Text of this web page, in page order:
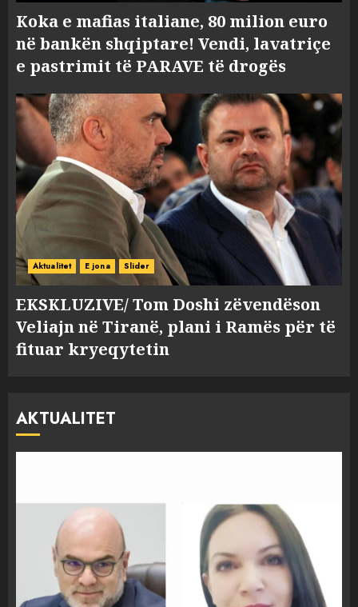
Koka e mafias italiane, 80 milion euro
në bankën shqiptare! Vendi, lavatriçe
e pastrimit të PARAVE të drogës
Aktualitet E jona Slider
EKSKLUZIVE/ Tom Doshi zëvendëson
Veliajn në Tiranë, plani i Ramës për të
fituar kryeqytetin
AKTUALITET